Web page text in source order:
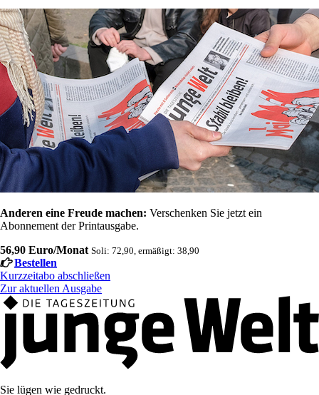
Anderen eine Freude machen: Verschenken Sie jetzt ein
Abonnement der Printausgabe.
56,90 Euro/Monat Soli: 72,90, ermäßigt: 38,90
Bestellen
Kurzzeitabo abschließen
Zur aktuellen Ausgabe
Sie lügen wie gedruckt.